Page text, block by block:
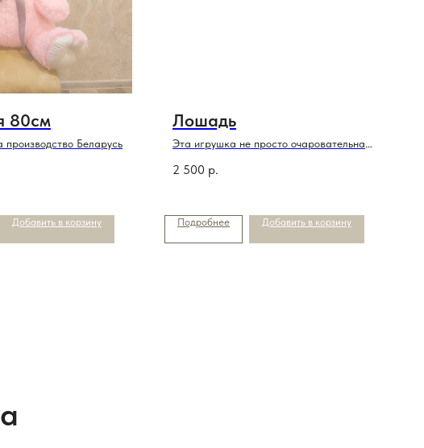
80см
производство Беларусь
Добавить в корзину
Лошадь
Эта игрушка не просто очаровательна
2 500 р.
Подробнее Добавить в корзину